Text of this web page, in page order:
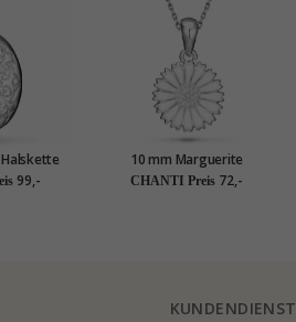
99,-
10 mm Marguerite
Halskette aus Silber - Marie
CHANTI Preis 72,-
KUNDENDIENST